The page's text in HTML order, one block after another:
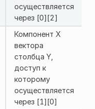
осуществляется
через [0][2]
Компонент X
вектора
столбца Y,
доступ к
которому
осуществляется
через [1][0]